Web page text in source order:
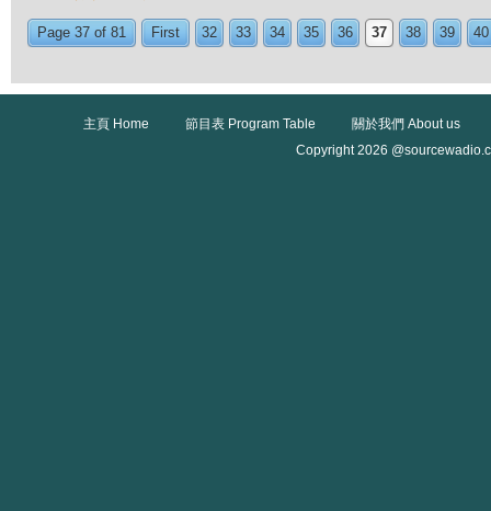
Page 37 of 81 First 32 33 34 35 36 37 38 39 40
主頁 Home 節目表 Program Table
關於我們 About us
Copyright 2026